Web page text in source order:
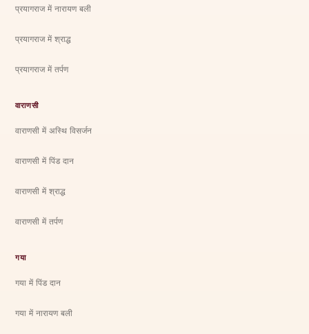
प्रयागराज में नारायण बली
प्रयागराज में श्राद्ध
प्रयागराज में तर्पण
वाराणसी
वाराणसी में अस्थि विसर्जन
वाराणसी में पिंड दान
वाराणसी में श्राद्ध
वाराणसी में तर्पण
गया
गया में पिंड दान
गया में नारायण बली